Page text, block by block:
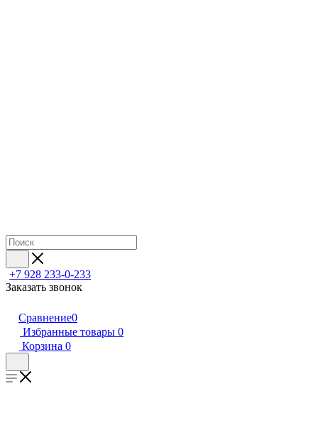
+7 928 233-0-233
Заказать звонок
Сравнение0
Избранные товары 0
Корзина 0